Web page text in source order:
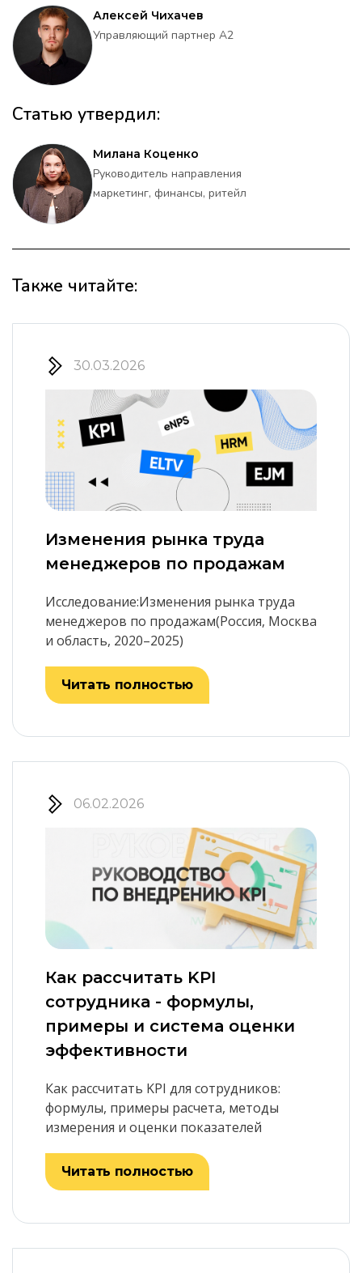
Алексей Чихачев
Управляющий партнер А2
Статью утвердил:
Милана Коценко
Руководитель направления
маркетинг, финансы, ритейл
Также читайте:
30.03.2026
Изменения рынка труда
менеджеров по продажам
Исследование:Изменения рынка труда
менеджеров по продажам(Россия, Москва
и область, 2020–2025)
Читать полностью
06.02.2026
Как рассчитать KPI
сотрудника - формулы,
примеры и система оценки
эффективности
Как рассчитать KPI для сотрудников:
формулы, примеры расчета, методы
измерения и оценки показателей
Читать полностью